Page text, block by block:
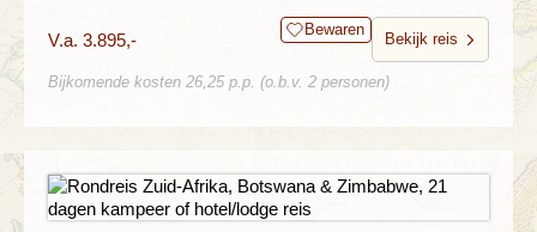
V.a. 3.895,- Bewaren
Bekijk reis
Bijkomende kosten 26,25 p.p. (o.b.v. 2 personen)